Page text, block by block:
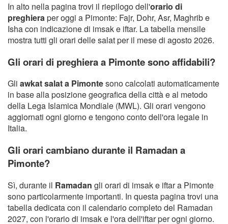
In alto nella pagina trovi il riepilogo dell'orario di
preghieraper oggi a Pimonte: Fajr, Dohr, Asr, Maghrib e
Isha con indicazione di imsak e iftar. La tabella mensile
mostra tutti gli orari delle salat per il mese di agosto 2026.
Gli orari di preghiera a Pimonte sono affidabili?
Gli awkat salat a Pimontesono calcolati automaticamente
in base alla posizione geografica della città e al metodo
della Lega Islamica Mondiale (MWL). Gli orari vengono
aggiornati ogni giorno e tengono conto dell'ora legale in
Italia.
Gli orari cambiano durante il Ramadan a
Pimonte?
Sì, durante il Ramadan gli orari di imsak e iftar a Pimonte
sono particolarmente importanti. In questa pagina trovi una
tabella dedicata con il calendario completo del Ramadan
2027, con l'orario di imsak e l'ora dell'iftar per ogni giorno.